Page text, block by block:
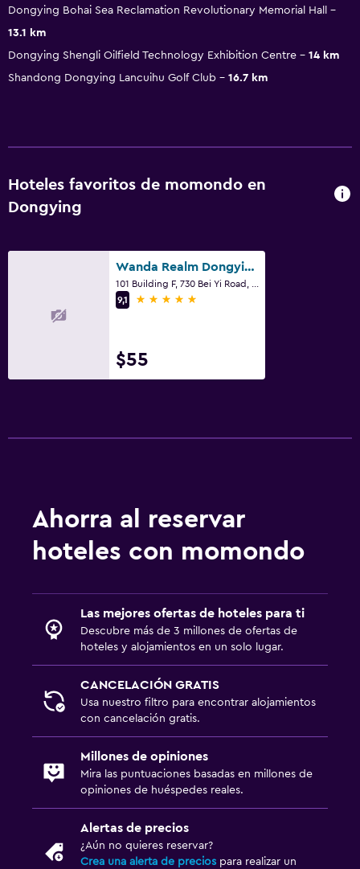
Dongying Bohai Sea Reclamation Revolutionary Memorial Hall
13.1 km
Dongying Shengli Oilfield Technology Exhibition Centre
14 km
Shandong Dongying Lancuihu Golf Club
16.7 km
Hoteles favoritos de momondo en
Dongying
Wanda Realm Dongying
9,1
5 estrellas
$55
Ahorra al reservar
hoteles con momondo
Las mejores ofertas de hoteles para ti
Descubre más de 3 millones de ofertas de
hoteles y alojamientos en un solo lugar.
CANCELACIÓN GRATIS
Usa nuestro filtro para encontrar alojamientos
con cancelación gratis.
Millones de opiniones
Mira las puntuaciones basadas en millones de
opiniones de huéspedes reales.
Alertas de precios
¿Aún no quieres reservar?
Crea una alerta de precios para realizar un